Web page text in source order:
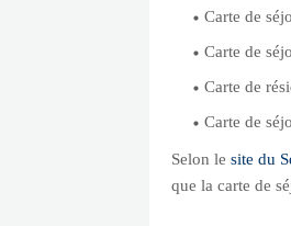
Carte de
Carte de
Carte de
Carte de
Selon le site du
que la carte de